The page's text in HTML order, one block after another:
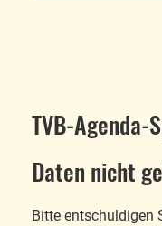
TVB-Agenda-
Daten nicht
Bitte entschuldigen